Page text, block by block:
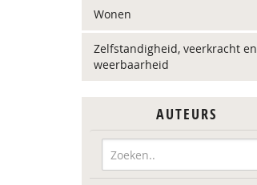
Wonen
Zelfstandigheid, veerkracht en
weerbaarheid
AUTEURS